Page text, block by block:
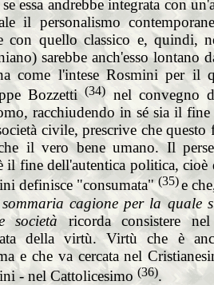
essa andrebbe integrata con
il personalismo
con quello classico e, quindi,
sarebbe anch'esso lontano
come l'intese Rosmini per il
Bozzetti(34) nel convegno
racchiudendo in sé sia il
civile, prescrive che questo
il vero bene umano. Il
il fine dell'autentica politica,
definisce "consumata"(35)e
cagione per la quale
societàricorda consistere
della virtù. Virtù che è
e che va cercata nel
- nel Cattolicesimo (36).